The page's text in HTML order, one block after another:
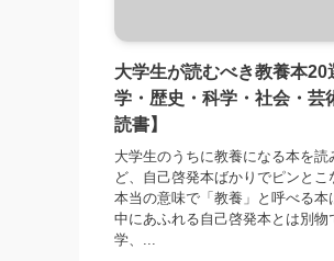
大学生が読むべき教養本20
学・歴史・科学・社会・芸
読書】
大学生のうちに教養になる本を読
ど、自己啓発本ばかりでピンとこ
本当の意味で「教養」と呼べる本
中にあふれる自己啓発本とは別物
学、...